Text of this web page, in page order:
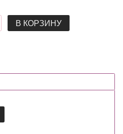
В КОРЗИНУ